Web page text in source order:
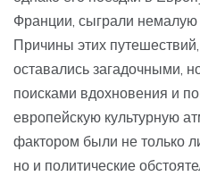
Франции, сыграли немалую
Причины этих
оставались загадочными,
поисками вдохновения и
европейскую культурную
фактором были не только
но и политические